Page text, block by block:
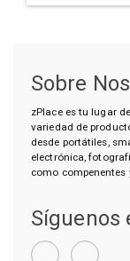
Sobre
zPlace es tu lugar
variedad de
desde portátiles,
electrónica,
como compenentes
Síguenos